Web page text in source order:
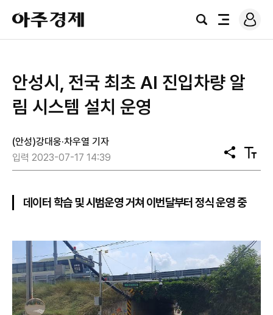
아
주
경
검
전
로
그
안성시, 전국 최초 AI 진입차량 알
림 시스템 설치 운영
(안성)강대웅·차우열 기자
입력 2023-07-17 14:39
공
유
텍
스
데이터 학습 및 시범운영 거쳐 이번달부터 정식 운영 중